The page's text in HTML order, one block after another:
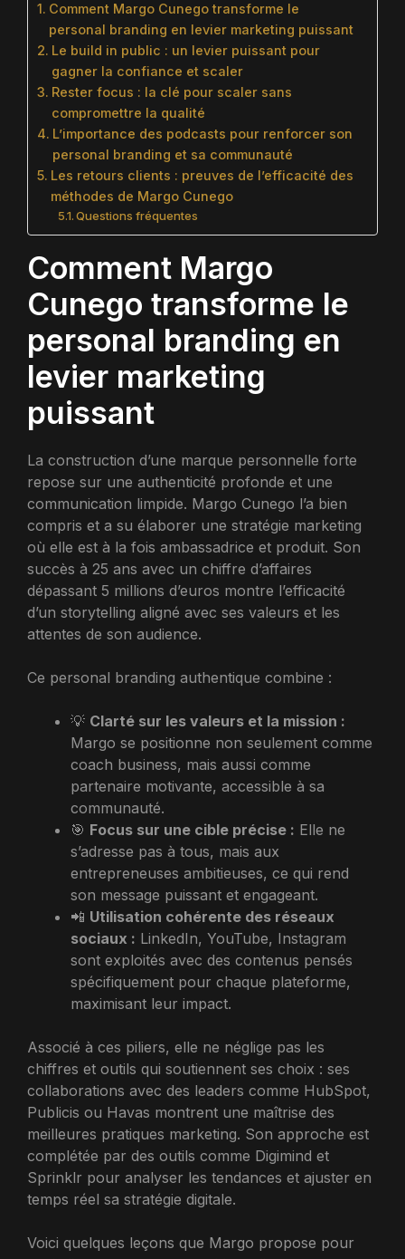
Comment Margo Cunego transforme le
personal branding en levier marketing puissant
Le build in public : un levier puissant pour
gagner la confiance et scaler
Rester focus : la clé pour scaler sans
compromettre la qualité
L’importance des podcasts pour renforcer son
personal branding et sa communauté
Les retours clients : preuves de l’efficacité des
méthodes de Margo Cunego
Questions fréquentes
Comment Margo
Cunego transforme le
personal branding en
levier marketing
puissant
La construction d’une marque personnelle forte
repose sur une authenticité profonde et une
communication limpide. Margo Cunego l’a bien
compris et a su élaborer une stratégie marketing
où elle est à la fois ambassadrice et produit. Son
succès à 25 ans avec un chiffre d’affaires
dépassant 5 millions d’euros montre l’efficacité
d’un storytelling aligné avec ses valeurs et les
attentes de son audience.
Ce personal branding authentique combine :
💡 Clarté sur les valeurs et la mission :
Margo se positionne non seulement comme
coach business, mais aussi comme
partenaire motivante, accessible à sa
communauté.
🎯 Focus sur une cible précise : Elle ne
s’adresse pas à tous, mais aux
entrepreneuses ambitieuses, ce qui rend
son message puissant et engageant.
📲 Utilisation cohérente des réseaux
sociaux : LinkedIn, YouTube, Instagram
sont exploités avec des contenus pensés
spécifiquement pour chaque plateforme,
maximisant leur impact.
Associé à ces piliers, elle ne néglige pas les
chiffres et outils qui soutiennent ses choix : ses
collaborations avec des leaders comme HubSpot,
Publicis ou Havas montrent une maîtrise des
meilleures pratiques marketing. Son approche est
complétée par des outils comme Digimind et
Sprinklr pour analyser les tendances et ajuster en
temps réel sa stratégie digitale.
Voici quelques leçons que Margo propose pour